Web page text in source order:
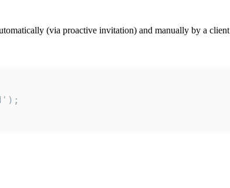
(via proactive invitation) and manually by a client